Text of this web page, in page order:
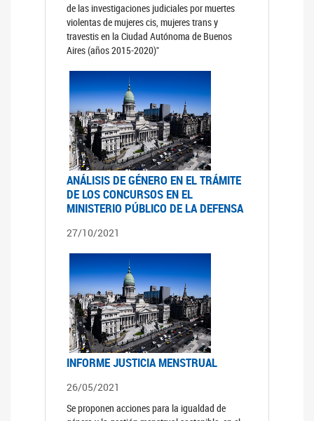
de las investigaciones judiciales por muertes
violentas de mujeres cis, mujeres trans y
travestis en la Ciudad Autónoma de Buenos
Aires (años 2015-2020)"
ANÁLISIS DE GÉNERO EN EL TRÁMITE
DE LOS CONCURSOS EN EL
MINISTERIO PÚBLICO DE LA DEFENSA
27/10/2021
INFORME JUSTICIA MENSTRUAL
26/05/2021
Se proponen acciones para la igualdad de